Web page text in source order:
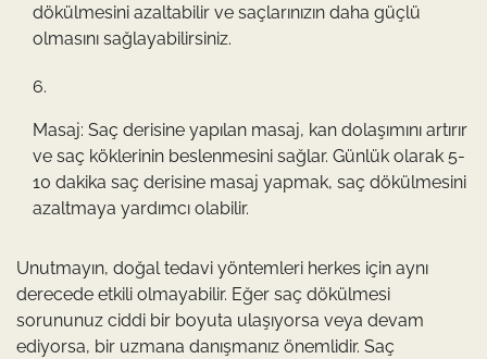
dökülmesini azaltabilir ve saçlarınızın daha güçlü
olmasını sağlayabilirsiniz.
Masaj: Saç derisine yapılan masaj, kan dolaşımını artırır
ve saç köklerinin beslenmesini sağlar. Günlük olarak 5-
10 dakika saç derisine masaj yapmak, saç dökülmesini
azaltmaya yardımcı olabilir.
Unutmayın, doğal tedavi yöntemleri herkes için aynı
derecede etkili olmayabilir. Eğer saç dökülmesi
sorununuz ciddi bir boyuta ulaşıyorsa veya devam
ediyorsa, bir uzmana danışmanız önemlidir. Saç